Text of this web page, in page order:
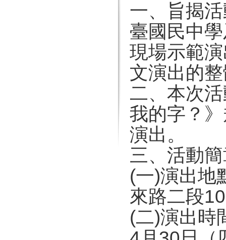
一、旨揭
臺國民中
現場示範
文演出的
二、本次
我的字？
演出。
三、活動
(一)演出地
來路二段
(二)演出時